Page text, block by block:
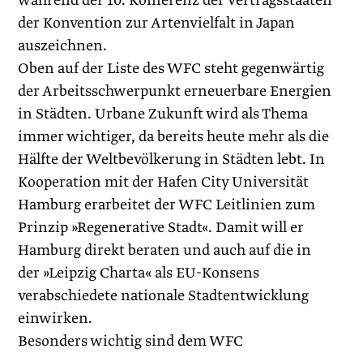
der Konvention zur Artenvielfalt in Japan
auszeichnen.
Oben auf der Liste des WFC steht gegenwärtig
der Arbeitsschwerpunkt erneuerbare Energien
in Städten. Urbane Zukunft wird als Thema
immer wichtiger, da bereits heute mehr als die
Hälfte der Weltbevölkerung in Städten lebt. In
Kooperation mit der Hafen City Universität
Hamburg erarbeitet der WFC Leitlinien zum
Prinzip »Regenerative Stadt«. Damit will er
Hamburg direkt beraten und auch auf die in
der »Leipzig Charta« als EU-Konsens
verabschiedete nationale Stadtentwicklung
einwirken.
Besonders wichtig sind dem WFC